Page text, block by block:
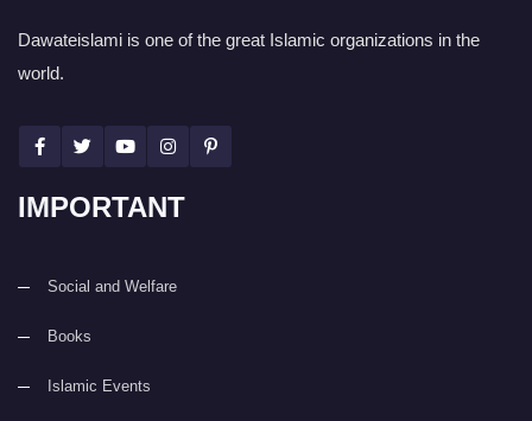
Dawateislami is one of the great Islamic organizations in the
world.
IMPORTANT
Social and Welfare
Books
Islamic Events